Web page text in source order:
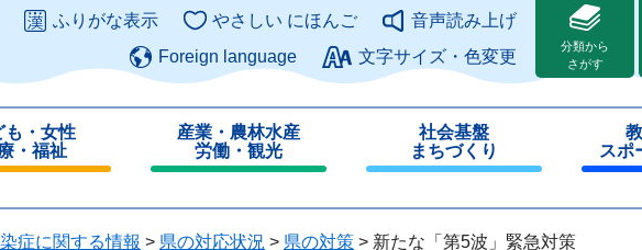
このページの本文へ
ふりがな表示 やさしい にほんご
音声読み上げ
Foreign language
文字サイズ・色変更
分類から
さがす
も・女性
・福祉
産業・農林水産
労働・観光
じ
る
社会基盤
まちづくり
じ
る
スポ
じ
症に関する情報 > 県の対応状況 > 県の対策 > 新たな「第5波」緊急対策